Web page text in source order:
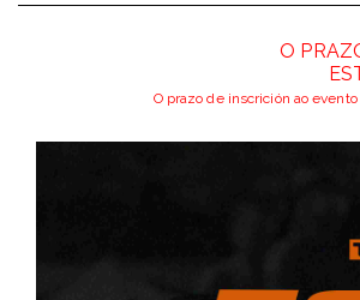
O
O prazo de inscrición ao